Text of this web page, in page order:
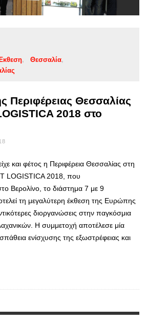
Θεσσαλία
Περιφέρειας Θεσσαλίας
2018 στο
και φέτος η Περιφέρεια Θεσσαλίας στη
LOGISTICA 2018, που
Βερολίνο, το διάστημα 7 με 9
τη μεγαλύτερη έκθεση της Ευρώπης
διοργανώσεις στην παγκόσμια
Η συμμετοχή αποτέλεσε μία
ενίσχυσης της εξωστρέφειας και